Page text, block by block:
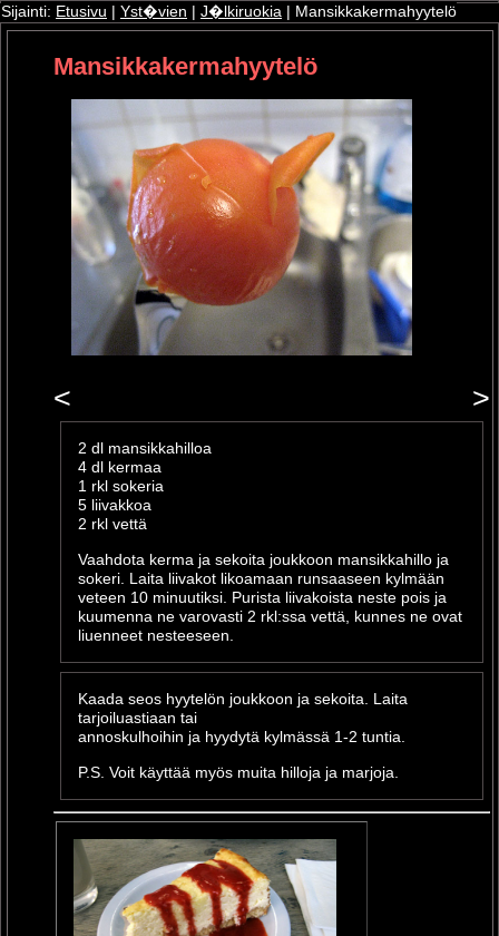
Sijainti: Etusivu Yst�vien J�lkiruokia | Mansikkakermahyytelö
Mansikkakermahyytelö
< >
2 dl mansikkahilloa
4 dl kermaa
1 rkl sokeria
5 liivakkoa
2 rkl vettä
Vaahdota kerma ja sekoita joukkoon mansikkahillo ja
sokeri. Laita liivakot likoamaan runsaaseen kylmään
veteen 10 minuutiksi. Purista liivakoista neste pois ja
kuumenna ne varovasti 2 rkl:ssa vettä, kunnes ne ovat
liuenneet nesteeseen.
Kaada seos hyytelön joukkoon ja sekoita. Laita
tarjoiluastiaan tai
annoskulhoihin ja hyydytä kylmässä 1-2 tuntia.
P.S. Voit käyttää myös muita hilloja ja marjoja.